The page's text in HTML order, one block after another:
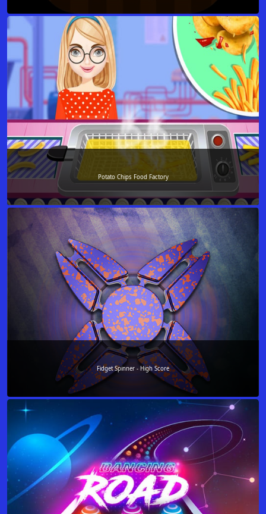
Potato Chips Food Factory
Fidget Spinner - High Score